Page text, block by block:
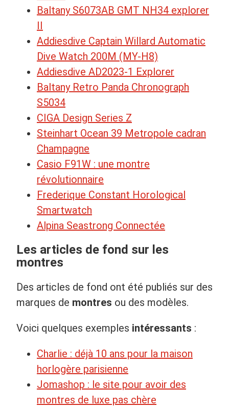
Baltany S6073AB GMT NH34 explorer
II
Addiesdive Captain Willard Automatic
Dive Watch 200M (MY-H8)
Addiesdive AD2023-1 Explorer
Baltany Retro Panda Chronograph
S5034
CIGA Design Series Z
Steinhart Ocean 39 Metropole cadran
Champagne
Casio F91W : une montre
révolutionnaire
Frederique Constant Horological
Smartwatch
Alpina Seastrong Connectée
Les articles de fond sur les
montres
Des articles de fond ont été publiés sur des
marques de montres ou des modèles.
Voici quelques exemples intéressants :
Charlie : déjà 10 ans pour la maison
horlogère parisienne
Jomashop : le site pour avoir des
montres de luxe pas chère